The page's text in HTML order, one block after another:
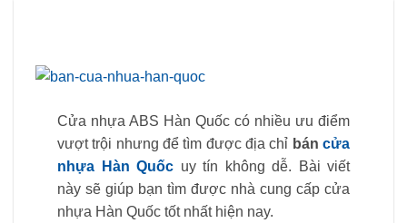
Cửa nhựa ABS Hàn Quốc có nhiều ưu điểm
vượt trội nhưng để tìm được địa chỉ báncửa
nhựa Hàn Quốc uy tín không dễ. Bài viết
này sẽ giúp bạn tìm được nhà cung cấp cửa
nhựa Hàn Quốc tốt nhất hiện nay.